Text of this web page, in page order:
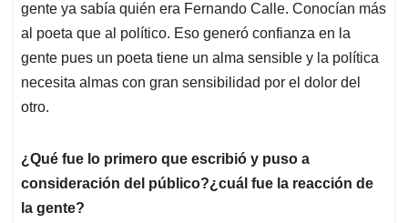
gente ya sabía quién era Fernando Calle. Conocían más
al poeta que al político. Eso generó confianza en la
gente pues un poeta tiene un alma sensible y la política
necesita almas con gran sensibilidad por el dolor del
otro.
¿Qué fue lo primero que escribió y puso a
consideración del público?¿cuál fue la reacción de
la gente?